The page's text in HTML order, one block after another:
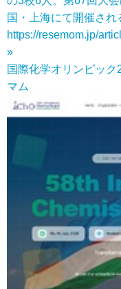
国・上海にて開催され
https://resemom.jp/
»
国際化学オリンピッ
マム